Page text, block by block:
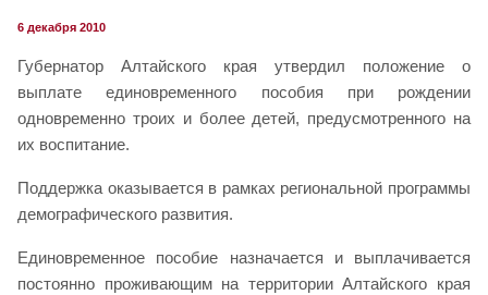
6 декабря 2010
Губернатор Алтайского края утвердил положение о
выплате единовременного пособия при рождении
одновременно троих и более детей, предусмотренного на
их воспитание.
Поддержка оказывается в рамках региональной программы
демографического развития.
Единовременное пособие назначается и выплачивается
постоянно проживающим на территории Алтайского края